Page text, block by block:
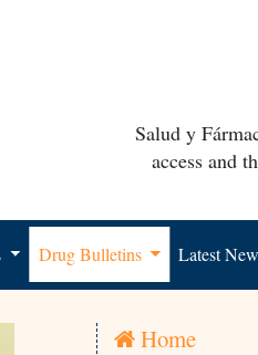
Salud y
access and
Drug Bulletins Latest
Home